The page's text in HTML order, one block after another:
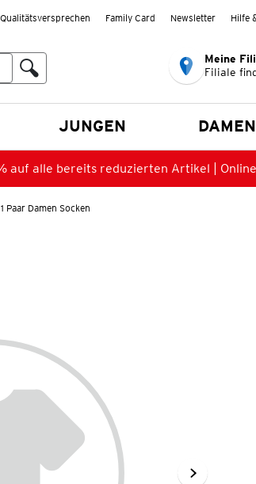
Qualitätsversprechen Family Card Newsletter Hilfe
Meine
Filiale
JUNGEN DAMEN
auf alle bereits reduzierten Artikel |
1 Paar Damen Socken